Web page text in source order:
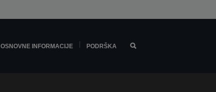
OSNOVNE INFORMACIJE PODRŠKA